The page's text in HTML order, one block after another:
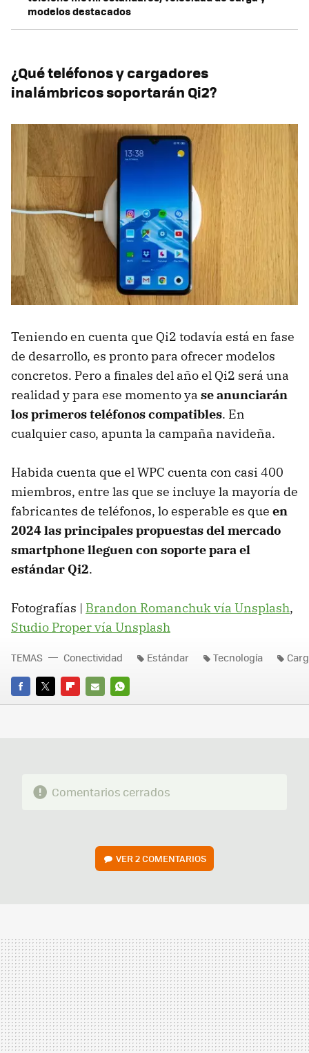
modelos destacados
¿Qué teléfonos y cargadores
inalámbricos soportarán Qi2?
Teniendo en cuenta que Qi2 todavía está en fase
de desarrollo, es pronto para ofrecer modelos
concretos. Pero a finales del año el Qi2 será una
realidad y para ese momento ya se anunciarán
los primeros teléfonos compatibles. En
cualquier caso, apunta la campaña navideña.
Habida cuenta que el WPC cuenta con casi 400
miembros, entre las que se incluye la mayoría de
fabricantes de teléfonos, lo esperable es que en
2024 las principales propuestas del mercado
smartphone lleguen con soporte para el
estándar Qi2.
Fotografías | Brandon Romanchuk vía Unsplash,
Studio Proper vía Unsplash
FACEBOOK
TWITTERFLIPBOARD
E-
WHATSAPP
TEMAS Conectividad Estándar Tecnología
Comentarios cerrados
VER2 COMENTARIOS